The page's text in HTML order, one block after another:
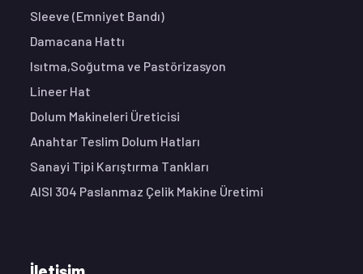
Sleeve (Emniyet Bandı)
Damacana Hattı
Isıtma,Soğutma ve Pastörizasyon
Lineer Hat
Dolum Makineleri Üreticisi
Anahtar Teslim Dolum Hatları
Sanayi Tipi Karıştırma Tankları
AISI 304 Paslanmaz Çelik Makine Üretimi